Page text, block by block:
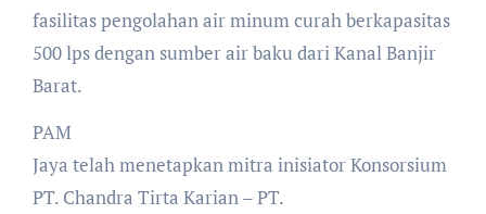
fasilitas pengolahan air minum curah berkapasitas
500 lps dengan sumber air baku dari Kanal Banjir
Barat.
PAM
Jaya telah menetapkan mitra inisiator Konsorsium
PT. Chandra Tirta Karian – PT.